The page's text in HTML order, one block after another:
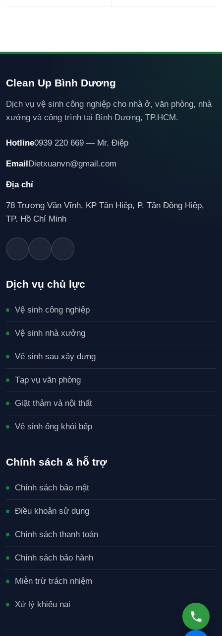
Clean Up Bình Dương
Dịch vụ vệ sinh công nghiệp cho nhà ở, văn phòng, nhà
xưởng và công trình tại Bình Dương, TP.HCM.
Hotline0939 220 669 — Mr. Điệp
EmailDietxuanvn@gmail.com
Địa chỉ
78 Trương Văn Vĩnh, KP Tân Hiệp, P. Tân Đông Hiệp,
TP. Hồ Chí Minh
Dịch vụ chủ lực
Vệ sinh công nghiệp
Vệ sinh nhà xưởng
Vệ sinh sau xây dựng
Tạp vụ văn phòng
Giặt thảm và nội thất
Vệ sinh ống khói bếp
Chính sách & hỗ trợ
Chính sách bảo mật
Điều khoản sử dụng
Chính sách thanh toán
Chính sách bảo hành
Miễn trừ trách nhiệm
Xử lý khiếu nại